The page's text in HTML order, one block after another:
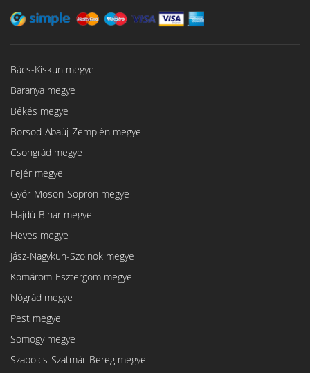
Bács-Kiskun megye
Baranya megye
Békés megye
Borsod-Abaúj-Zemplén megye
Csongrád megye
Fejér megye
Győr-Moson-Sopron megye
Hajdú-Bihar megye
Heves megye
Jász-Nagykun-Szolnok megye
Komárom-Esztergom megye
Nógrád megye
Pest megye
Somogy megye
Szabolcs-Szatmár-Bereg megye